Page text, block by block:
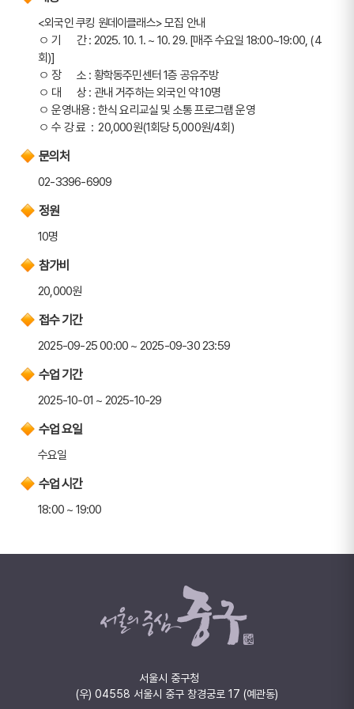
<외국인 쿠킹 원데이클래스> 모집 안내
ㅇ 기      간 : 2025. 10. 1. ~ 10. 29. [매주 수요일 18:00~19:00, (4
회)]
ㅇ 장      소 : 황학동주민센터 1층 공유주방
ㅇ 대      상 : 관내 거주하는 외국인 약 10명
ㅇ 운영내용 : 한식 요리교실 및 소통 프로그램 운영
ㅇ 수 강 료  :  20,000원(1회당 5,000원/4회)
문의처
02-3396-6909
정원
10명
참가비
20,000원
접수 기간
2025-09-25 00:00 ~ 2025-09-30 23:59
수업 기간
2025-10-01 ~ 2025-10-29
수업 요일
수요일
수업 시간
18:00 ~ 19:00
서울시 중구청
(우) 04558 서울시 중구 창경궁로 17 (예관동)